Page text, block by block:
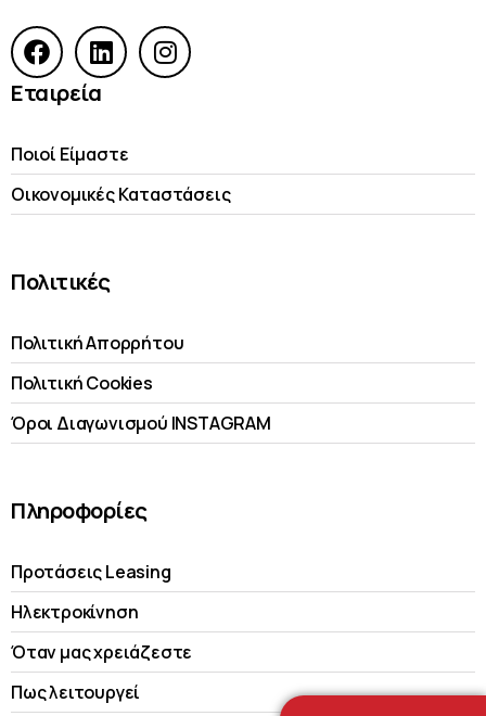
Εταιρεία
Ποιοί Είμαστε
Οικονομικές Kαταστάσεις
Πολιτικές
Πολιτική Απορρήτου
Πολιτική Cookies
Όροι Διαγωνισμού INSTAGRAM
Πληροφορίες
Προτάσεις Leasing
Ηλεκτροκίνηση
Όταν μας χρειάζεστε
Πως λειτουργεί